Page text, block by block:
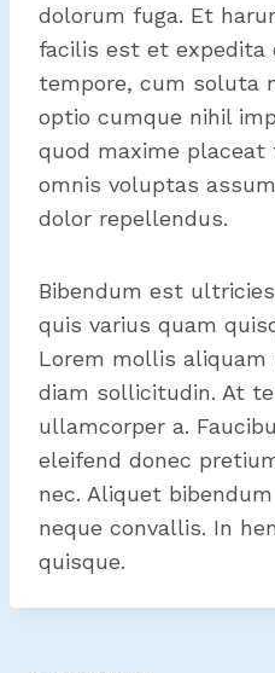
dolorum fuga. Et
facilis est et expedita
tempore, cum soluta
optio cumque nihil
quod maxime placeat
omnis voluptas
dolor repellendus.
Bibendum est
quis varius quam
Lorem mollis
diam sollicitudin. At
ullamcorper a.
eleifend donec
nec. Aliquet
neque convallis. In
quisque.